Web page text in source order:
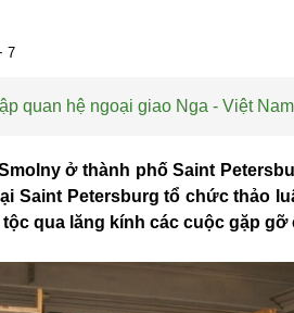
7
quan hệ ngoại giao Nga - Việt Nam
ở thành phố Saint
Saint Petersburg tổ chức thảo
qua lăng kính các cuộc gặp gỡ